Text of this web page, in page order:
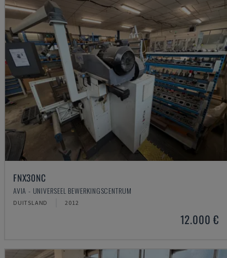
FNX30NC
AVIA - UNIVERSEEL BEWERKINGSCENTRUM
DUITSLAND 2012
12.000 €